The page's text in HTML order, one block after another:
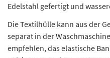
Edelstahl gefertigt und
Die Textilhülle kann aus der
separat in der
empfehlen, das elastische